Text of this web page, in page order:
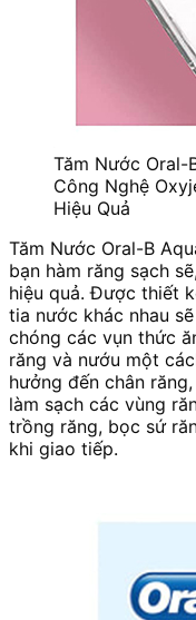
Tăm Nước Oral-
Công Nghệ
Hiệu Quả
Tăm Nước Oral-B
bạn hàm răng sạch
hiệu quả. Được thiết
tia nước khác nhau
chóng các vụn thức
răng và nướu một
hưởng đến chân
làm sạch các vùng
trồng răng, bọc sứ
khi giao tiếp.